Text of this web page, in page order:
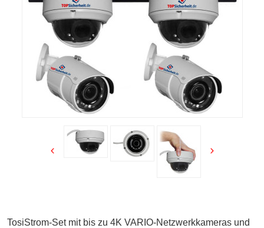
TosiStrom-Set mit bis zu 4K VARIO-Netzwerkkameras und